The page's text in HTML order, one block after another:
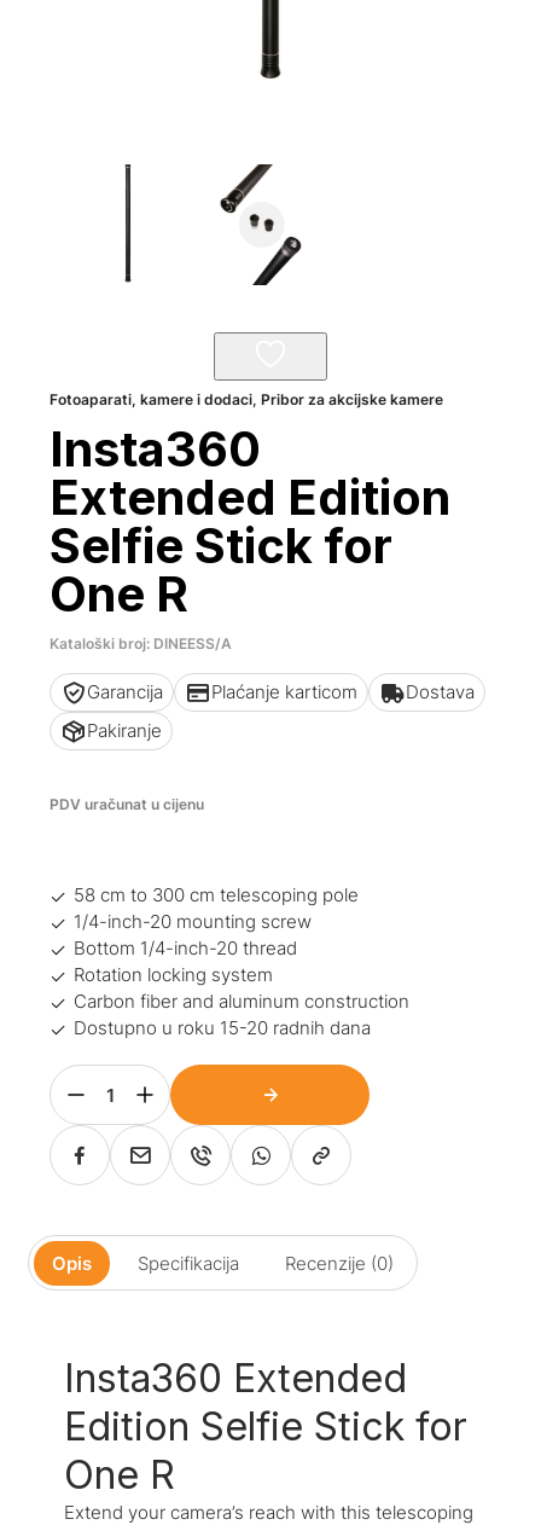
Fotoaparati, kamere i dodaci,Pribor za akcijske kamere
Insta360
Extended Edition
Selfie Stick for
One R
Kataloški broj: DINEESS/A
Garancija Plaćanje karticom
Dostava
Pakiranje
PDV uračunat u cijenu
58 cm to 300 cm telescoping pole
1/4-inch-20 mounting screw
Bottom 1/4-inch-20 thread
Rotation locking system
Carbon fiber and aluminum construction
Dostupno u roku 15-20 radnih dana
Opis Specifikacija Recenzije (0)
Insta360 Extended
Edition Selfie Stick for
One R
Extend your camera’s reach with this telescoping